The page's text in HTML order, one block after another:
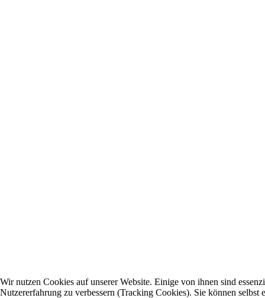
Wir nutzen Cookies auf unserer Website. Einige von ihnen sind
Nutzererfahrung zu verbessern (Tracking Cookies). Sie können selbst